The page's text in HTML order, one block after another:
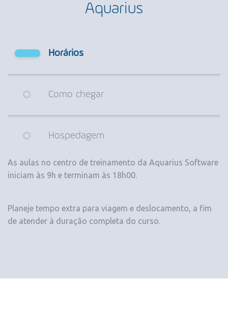
Aquarius
Horários
Como chegar
Hospedagem
As aulas no centro de treinamento da Aquarius Software
iniciam às 9h e terminam às 18h00.
Planeje tempo extra para viagem e deslocamento, a fim
de atender à duração completa do curso.